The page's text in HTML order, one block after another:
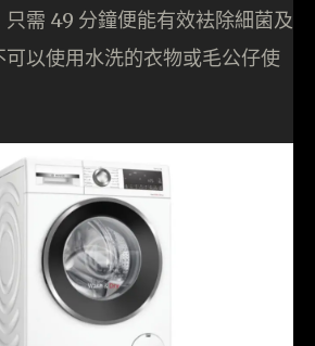
需 49 分鐘便能有效袪除細菌及
以使用水洗的衣物或毛公仔使